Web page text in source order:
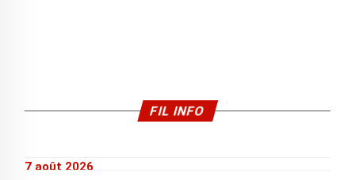
FIL INFO
7 août 2026